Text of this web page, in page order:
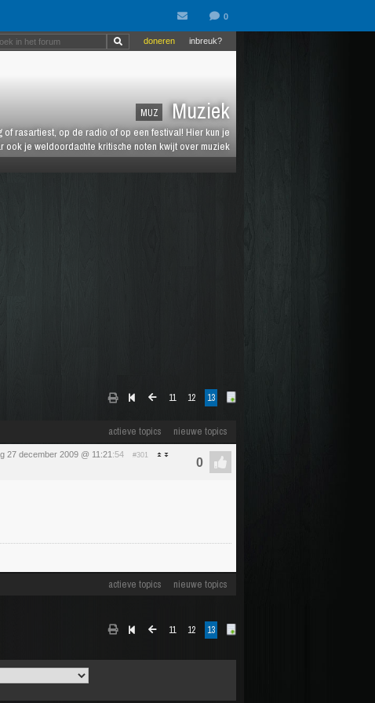
MUZ Muziek
rasartiest, op de radio of op een festival! Hier kun je
je weldoordachte kritische noten kwijt over muziek
inbreuk?
doneren
11 12 13
actieve topics nieuwe topics
27 december 2009 @ 11:21 :54 #301
actieve topics nieuwe topics
11 12 13